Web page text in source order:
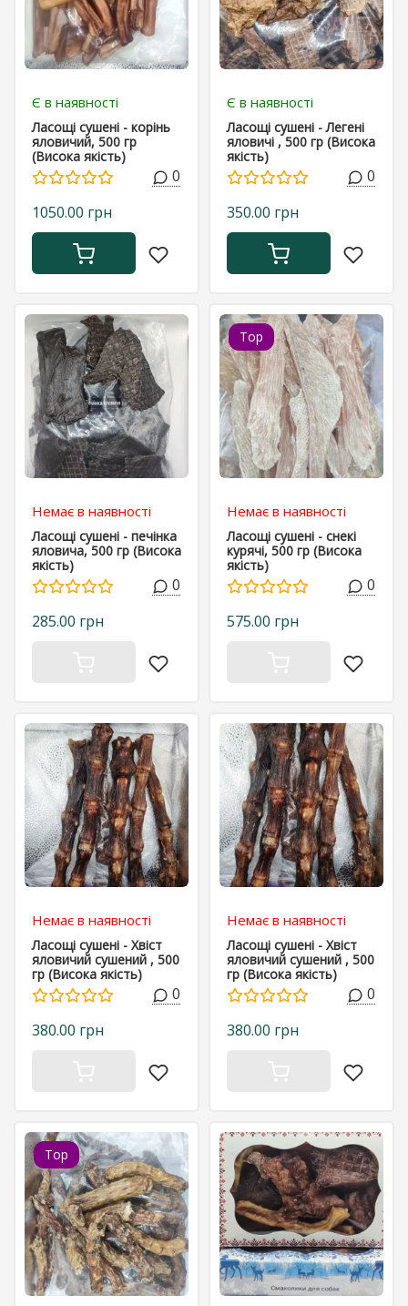
Є в наявності
Ласощі сушені - корінь
яловичий, 500 гр
(Висока якість)
0
1050.00 грн
Є в наявності
Ласощі сушені - Легені
яловичі , 500 гр (Висока
якість)
0
350.00 грн
Немає в наявності
Ласощі сушені - печінка
яловича, 500 гр (Висока
якість)
0
285.00 грн
Top
Немає в наявності
Ласощі сушені - снекі
курячі, 500 гр (Висока
якість)
0
575.00 грн
Немає в наявності
Ласощі сушені - Хвіст
яловичий сушений , 500
гр (Висока якість)
0
380.00 грн
Немає в наявності
Ласощі сушені - Хвіст
яловичий сушений , 500
гр (Висока якість)
0
380.00 грн
Top